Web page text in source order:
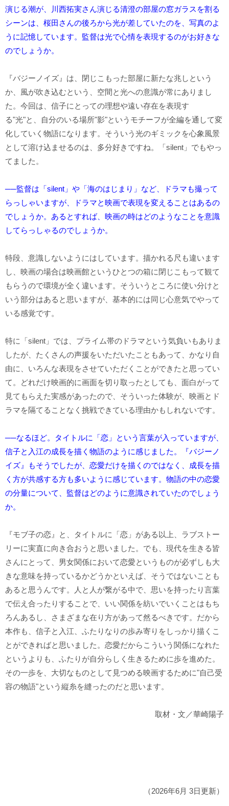
演じる潮が、川西拓実さん演じる清澄の部屋の窓ガラスを割る
シーンは、桜田さんの後ろから光が差していたのを、写真のよ
うに記憶しています。監督は光で心情を表現するのがお好きな
のでしょうか。
『バジーノイズ』は、閉じこもった部屋に新たな兆しという
か、風が吹き込むという、空間と光への意識が常にありまし
た。今回は、信子にとっての理想や遠い存在を表現す
る"光"と、自分のいる場所"影"というモチーフが全編を通して変
化していく物語になります。そういう光のギミックを心象風景
として溶け込ませるのは、多分好きですね。「silent」でもやっ
てました。
──監督は「silent」や「海のはじまり」など、ドラマも撮って
らっしゃいますが、ドラマと映画で表現を変えることはあるの
でしょうか。あるとすれば、映画の時はどのようなことを意識
してらっしゃるのでしょうか。
特段、意識しないようにはしています。描かれる尺も違います
し、映画の場合は映画館というひとつの箱に閉じこもって観て
もらうので環境が全く違います。そういうところに使い分けと
いう部分はあると思いますが、基本的には同じ心意気でやって
いる感覚です。
特に「silent」では、プライム帯のドラマという気負いもありま
したが、たくさんの声援をいただいたこともあって、かなり自
由に、いろんな表現をさせていただくことができたと思ってい
て。どれだけ映画的に画面を切り取ったとしても、面白がって
見てもらえた実感があったので、そういった体験が、映画とド
ラマを隔てることなく挑戦できている理由かもしれないです。
──なるほど。タイトルに「恋」という言葉が入っていますが、
信子と入江の成長を描く物語のように感じました。『バジーノ
イズ』もそうでしたが、恋愛だけを描くのではなく、成長を描
く方が共感する方も多いように感じています。物語の中の恋愛
の分量について、監督はどのように意識されていたのでしょう
か。
『モブ子の恋』と、タイトルに「恋」がある以上、ラブストー
リーに実直に向き合おうと思いました。でも、現代を生きる皆
さんにとって、男女関係において恋愛というものが必ずしも大
きな意味を持っているかどうかといえば、そうではないことも
あると思うんです。人と人が繋がる中で、思いを持ったり言葉
で伝え合ったりすることで、いい関係を紡いでいくことはもち
ろんあるし、さまざまな在り方があって然るべきです。だから
本作も、信子と入江、ふたりなりの歩み寄りをしっかり描くこ
とができればと思いました。恋愛だからこういう関係になれた
というよりも、ふたりが自分らしく生きるために歩を進めた。
その一歩を、大切なものとして見つめる映画するために"自己受
容の物語"という縦糸を縫ったのだと思います。
取材・文／華崎陽子
（2026年6月 3日更新）